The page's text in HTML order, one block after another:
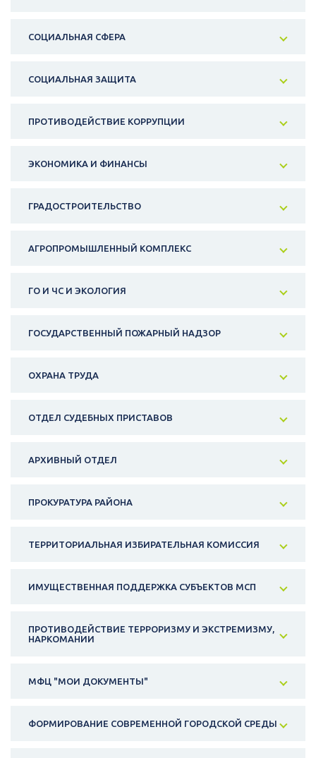
СОЦИАЛЬНАЯ СФЕРА
СОЦИАЛЬНАЯ ЗАЩИТА
ПРОТИВОДЕЙСТВИЕ КОРРУПЦИИ
ЭКОНОМИКА И ФИНАНСЫ
ГРАДОСТРОИТЕЛЬСТВО
АГРОПРОМЫШЛЕННЫЙ КОМПЛЕКС
ГО И ЧС И ЭКОЛОГИЯ
ГОСУДАРСТВЕННЫЙ ПОЖАРНЫЙ НАДЗОР
ОХРАНА ТРУДА
ОТДЕЛ СУДЕБНЫХ ПРИСТАВОВ
АРХИВНЫЙ ОТДЕЛ
ПРОКУРАТУРА РАЙОНА
ТЕРРИТОРИАЛЬНАЯ ИЗБИРАТЕЛЬНАЯ КОМИССИЯ
ИМУЩЕСТВЕННАЯ ПОДДЕРЖКА СУБЪЕКТОВ МСП
ПРОТИВОДЕЙСТВИЕ ТЕРРОРИЗМУ И ЭКСТРЕМИЗМУ,
НАРКОМАНИИ
МФЦ "МОИ ДОКУМЕНТЫ"
ФОРМИРОВАНИЕ СОВРЕМЕННОЙ ГОРОДСКОЙ СРЕДЫ